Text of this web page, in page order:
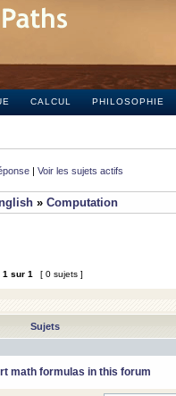
CALCUL PHILOSOPHIE
| Voir les sujets actifs
» Computation
1 sur 1 [ 0 sujets ]
Sujets
math formulas in this forum